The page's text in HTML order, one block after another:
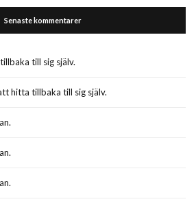
Senaste kommentarer
till sig själv.
hitta tillbaka till sig själv.